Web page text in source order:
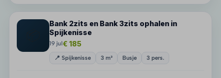
Bank 2zits en Bank 3zits ophalen in
Spijkenisse
19 jul€ 185
📍 Spijkenisse 3 m³ Busje 3 pers.